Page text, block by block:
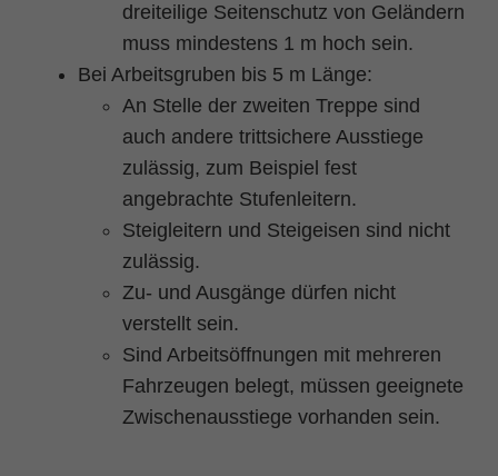
dreiteilige Seitenschutz von Geländern
muss mindestens 1 m hoch sein.
Bei Arbeitsgruben bis 5 m Länge:
An Stelle der zweiten Treppe sind
auch andere trittsichere Ausstiege
zulässig, zum Beispiel fest
angebrachte Stufenleitern.
Steigleitern und Steigeisen sind nicht
zulässig.
Zu- und Ausgänge dürfen nicht
verstellt sein.
Sind Arbeitsöffnungen mit mehreren
Fahrzeugen belegt, müssen geeignete
Zwischenausstiege vorhanden sein.